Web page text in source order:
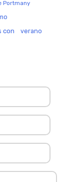
Portmany
con verano